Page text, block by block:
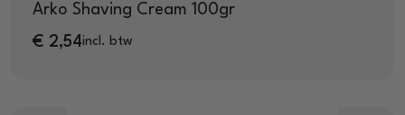
Arko Shaving Cream 100gr
€ 2,54incl. btw